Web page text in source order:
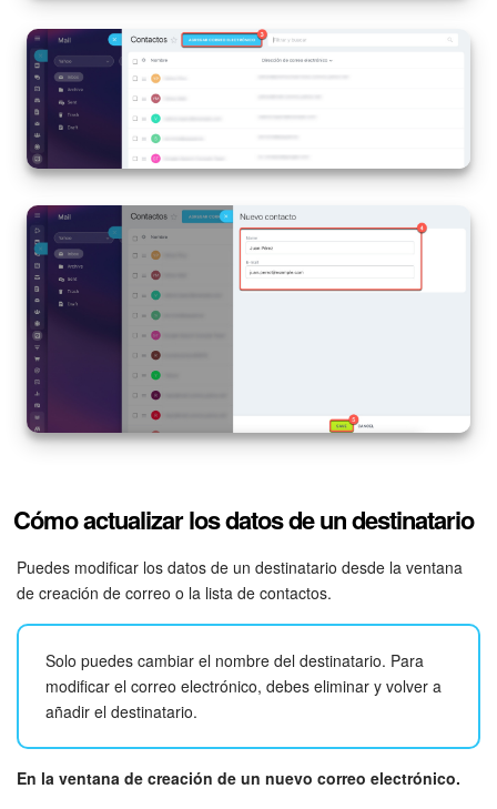
Cómo actualizar los datos de un destinatario
Puedes modificar los datos de un destinatario desde la ventana
de creación de correo o la lista de contactos.
Solo puedes cambiar el nombre del destinatario. Para
modificar el correo electrónico, debes eliminar y volver a
añadir el destinatario.
En la ventana de creación de un nuevo correo electrónico.